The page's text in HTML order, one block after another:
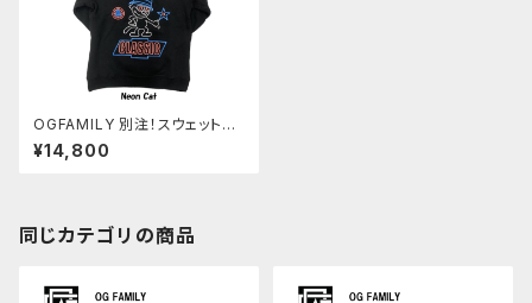
OGFAMILY 別注！スウェットパ
ーカー【 NEON CAT】FELIX ロ
ーライダー ＬＡ
¥14,800
同じカテゴリの商品